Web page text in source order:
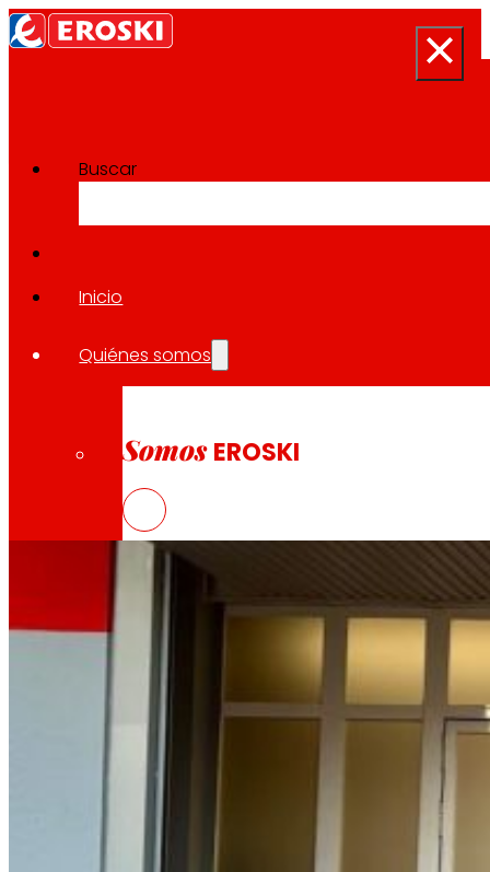
Buscar
Inicio
Quiénes somos
Somos EROSKI
Así somos
Todo nuestro ADN: un viaje por la misión, la
Cooperativa
Somos por y para las personas. Descubre
Sala de prensa
Volver a todas las noticias
30.01.2025
EROSKI inaugura un nuevo